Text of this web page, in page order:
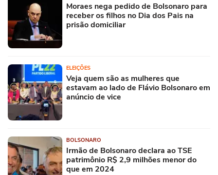
Moraes nega pedido de Bolsonaro para
receber os filhos no Dia dos Pais na
prisão domiciliar
ELEIÇÕES
Veja quem são as mulheres que
estavam ao lado de Flávio Bolsonaro em
anúncio de vice
BOLSONARO
Irmão de Bolsonaro declara ao TSE
patrimônio R$ 2,9 milhões menor do
que em 2024